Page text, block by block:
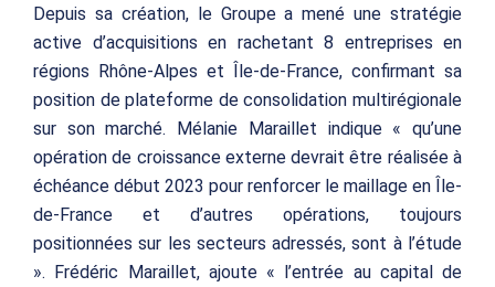
Depuis sa création, le Groupe a mené une stratégie
active d’acquisitions en rachetant 8 entreprises en
régions Rhône-Alpes et Île-de-France, confirmant sa
position de plateforme de consolidation multirégionale
sur son marché. Mélanie Maraillet indique « qu’une
opération de croissance externe devrait être réalisée à
échéance début 2023 pour renforcer le maillage en Île-
de-France et d’autres opérations, toujours
positionnées sur les secteurs adressés, sont à l’étude
». Frédéric Maraillet, ajoute « l’entrée au capital de